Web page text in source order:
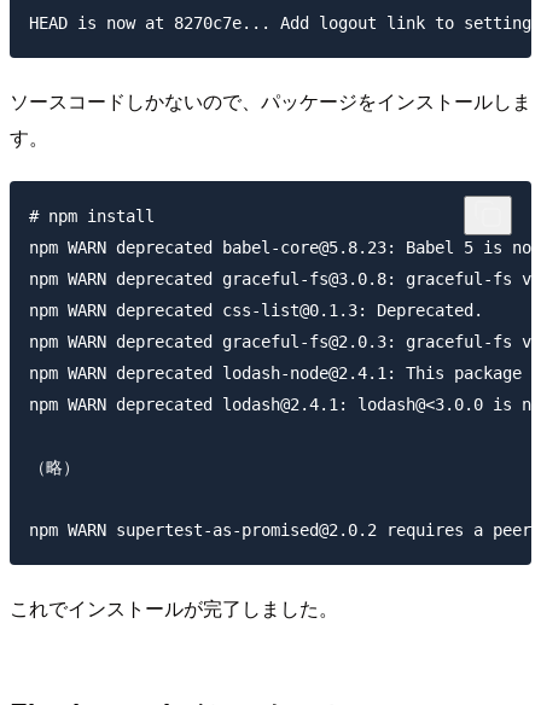
ソースコードしかないので、パッケージをインストールしま
す。
# npm install
npm WARN deprecated babel-core@5.8.23: Babel 5 is
npm WARN deprecated graceful-fs@3.0.8: graceful-
npm WARN deprecated css-list@0.1.3: Deprecated.
npm WARN deprecated graceful-fs@2.0.3: graceful-
npm WARN deprecated lodash-node@2.4.1: This
npm WARN deprecated lodash@2.4.1: lodash@<3.0.0
（略）
これでインストールが完了しました。